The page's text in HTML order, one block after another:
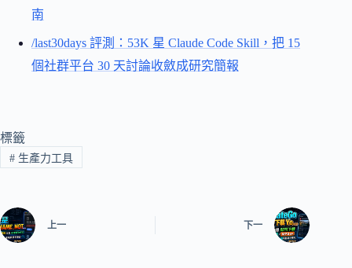
南
/last30days 評測：53K 星 Claude Code Skill，把 15
個社群平台 30 天討論收斂成研究簡報
標籤
#生產力工具
上一 下一